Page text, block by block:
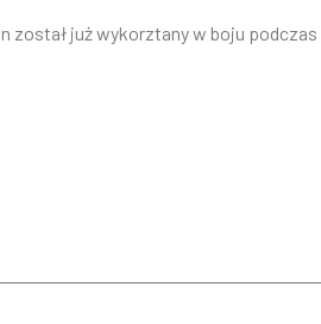
już wykorztany w boju